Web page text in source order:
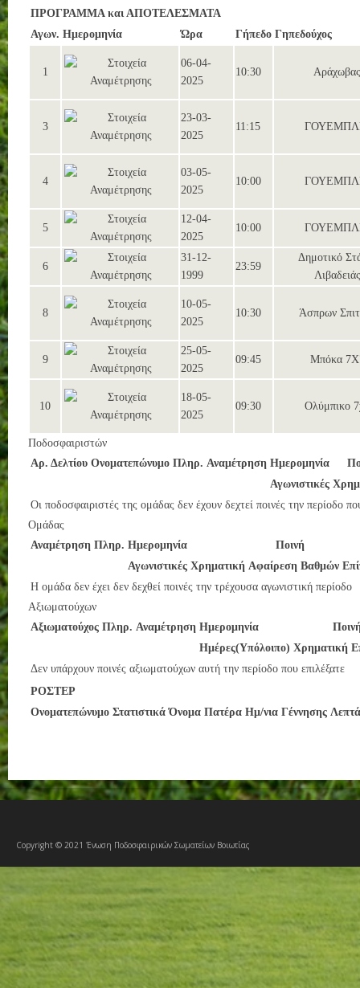
ΠΡΟΓΡΑΜΜΑ και ΑΠΟΤΕΛΕΣΜΑΤΑ
Αγων. Ημερομηνία Ώρα Γήπεδο Γηπεδούχος
1
06-04-
2025
10:30 Αράχωβας
3
23-03-
2025
11:15
4
03-05-
2025
10:00
5
12-04-
2025
10:00
6
31-12-
1999
23:59
Δημοτικό
Λιβαδειάς
8
10-05-
2025
10:30 Άσπρων
9
25-05-
2025
09:45 Μπόκα
10
18-05-
2025
09:30 Ολύμπικο
Ποδοσφαιριστών
Αρ. Δελτίου Ονοματεπώνυμο Πληρ. Αναμέτρηση Ημερομηνία
Αγωνιστικές
Οι ποδοσφαιριστές της ομάδας δεν έχουν δεχτεί ποινές την περίοδο
Ομάδας
Αναμέτρηση Πληρ. Ημερομηνία
Ποινή
Αγωνιστικές Χρηματική Αφαίρεση Βαθμών
Η ομάδα δεν έχει δεν δεχθεί ποινές την τρέχουσα αγωνιστική περίοδο
Αξιωματούχων
Αξιωματούχος Πληρ. Αναμέτρηση Ημερομηνία
Ημέρες(Υπόλοιπο) Χρηματική
Δεν υπάρχουν ποινές αξιωματούχων αυτή την περίοδο που επιλέξατε
ΡΟΣΤΕΡ
Ονοματεπώνυμο Στατιστικά Όνομα Πατέρα Ημ/νια Γέννησης
Copyright © 2021 Ένωση Ποδοσφαιρικών Σωματείων Βοιωτίας